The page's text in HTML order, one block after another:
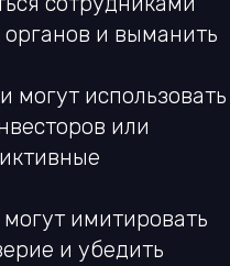
и выманить
могут использовать
или
имитировать
и убедить